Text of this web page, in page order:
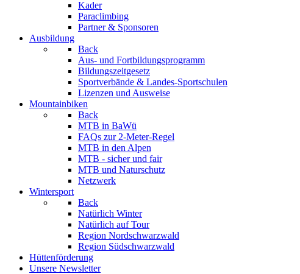
Kader
Paraclimbing
Partner & Sponsoren
Ausbildung
Back
Aus- und Fortbildungsprogramm
Bildungszeitgesetz
Sportverbände & Landes-Sportschulen
Lizenzen und Ausweise
Mountainbiken
Back
MTB in BaWü
FAQs zur 2-Meter-Regel
MTB in den Alpen
MTB - sicher und fair
MTB und Naturschutz
Netzwerk
Wintersport
Back
Natürlich Winter
Natürlich auf Tour
Region Nordschwarzwald
Region Südschwarzwald
Hüttenförderung
Unsere Newsletter